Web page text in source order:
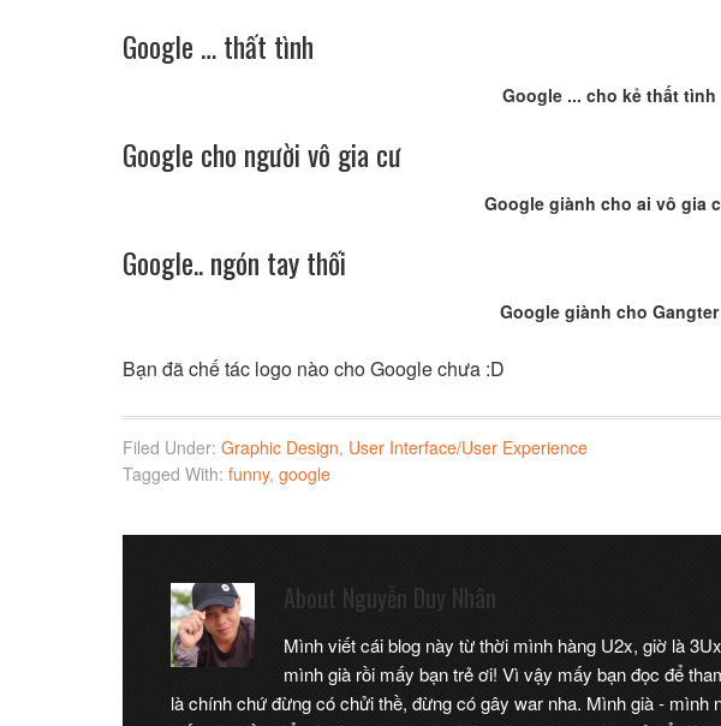
Google … thất tình
Google ... cho kẻ thất tình
Google cho người vô gia cư
Google giành cho ai vô gia
Google.. ngón tay thối
Google giành cho Gangter
Bạn đã chế tác logo nào cho Google chưa :D
Filed Under: Graphic Design, User Interface/User Experience
Tagged With: funny, google
About Nguyễn Duy Nhân
Mình viết cái blog này từ thời mình hàng U2x, giờ là
mình già rồi mấy bạn trẻ ơi! Vì vậy mấy bạn đọc để
là chính chứ đừng có chửi thề, đừng có gây war nha. Mình già - mình